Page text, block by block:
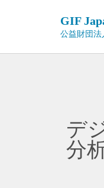
GIF
公益財団法
デ
分